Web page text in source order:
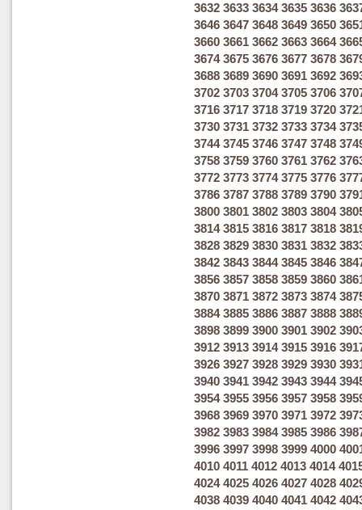
3632 3633 3634 3635 3636
3646 3647 3648 3649 3650
3660 3661 3662 3663 3664
3674 3675 3676 3677 3678
3688 3689 3690 3691 3692
3702 3703 3704 3705 3706
3716 3717 3718 3719 3720
3730 3731 3732 3733 3734
3744 3745 3746 3747 3748
3758 3759 3760 3761 3762
3772 3773 3774 3775 3776
3786 3787 3788 3789 3790
3800 3801 3802 3803 3804
3814 3815 3816 3817 3818
3828 3829 3830 3831 3832
3842 3843 3844 3845 3846
3856 3857 3858 3859 3860
3870 3871 3872 3873 3874
3884 3885 3886 3887 3888
3898 3899 3900 3901 3902
3912 3913 3914 3915 3916
3926 3927 3928 3929 3930
3940 3941 3942 3943 3944
3954 3955 3956 3957 3958
3968 3969 3970 3971 3972
3982 3983 3984 3985 3986
3996 3997 3998 3999 4000
4010 4011 4012 4013 4014
4024 4025 4026 4027 4028
4038 4039 4040 4041 4042